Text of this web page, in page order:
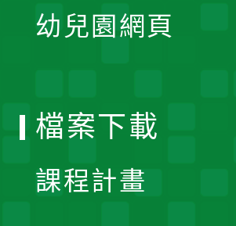
幼兒園網頁
檔案下載
課程計畫